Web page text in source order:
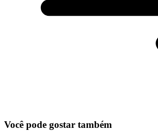
Você pode gostar também